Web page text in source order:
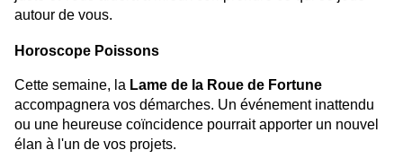
autour de vous.
Horoscope Poissons
Cette semaine, la Lame de la Roue de Fortune
accompagnera vos démarches. Un événement inattendu
ou une heureuse coïncidence pourrait apporter un nouvel
élan à l'un de vos projets.